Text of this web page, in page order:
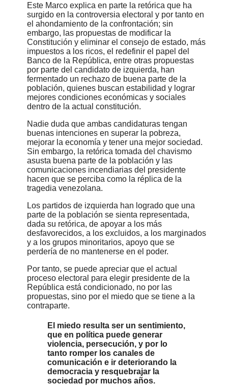
Este Marco explica en parte la retórica que ha
surgido en la controversia electoral y por tanto en
el ahondamiento de la confrontación; sin
embargo, las propuestas de modificar la
Constitución y eliminar el consejo de estado, más
impuestos a los ricos, el redefinir el papel del
Banco de la República, entre otras propuestas
por parte del candidato de izquierda, han
fermentado un rechazo de buena parte de la
población, quienes buscan estabilidad y lograr
mejores condiciones económicas y sociales
dentro de la actual constitución.
Nadie duda que ambas candidaturas tengan
buenas intenciones en superar la pobreza,
mejorar la economía y tener una mejor sociedad.
Sin embargo, la retórica tomada del chavismo
asusta buena parte de la población y las
comunicaciones incendiarias del presidente
hacen que se perciba como la réplica de la
tragedia venezolana.
Los partidos de izquierda han logrado que una
parte de la población se sienta representada,
dada su retórica, de apoyar a los más
desfavorecidos, a los excluidos, a los marginados
y a los grupos minoritarios, apoyo que se
perdería de no mantenerse en el poder.
Por tanto, se puede apreciar que el actual
proceso electoral para elegir presidente de la
República está condicionado, no por las
propuestas, sino por el miedo que se tiene a la
contraparte.
El miedo resulta ser un sentimiento,
que en política puede generar
violencia, persecución, y por lo
tanto romper los canales de
comunicación e ir deteriorando la
democracia y resquebrajar la
sociedad por muchos años.